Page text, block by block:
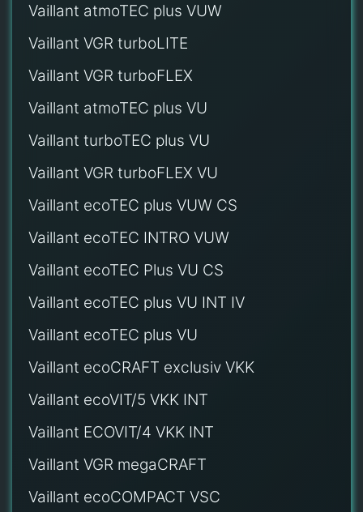
Vaillant atmoTEC plus VUW
Vaillant VGR turboLITE
Vaillant VGR turboFLEX
Vaillant atmoTEC plus VU
Vaillant turboTEC plus VU
Vaillant VGR turboFLEX VU
Vaillant ecoTEC plus VUW CS
Vaillant ecoTEC INTRO VUW
Vaillant ecoTEC Plus VU CS
Vaillant ecoTEC plus VU INT IV
Vaillant ecoTEC plus VU
Vaillant ecoCRAFT exclusiv VKK
Vaillant ecoVIT/5 VKK INT
Vaillant ECOVIT/4 VKK INT
Vaillant VGR megaCRAFT
Vaillant ecoCOMPACT VSC